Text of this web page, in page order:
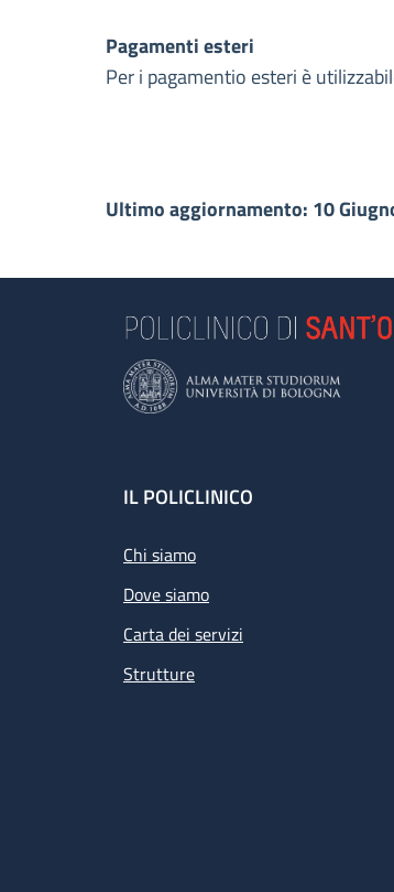
Pagamenti esteri
Per i pagamentio esteri è
Ultimo aggiornamento: 10
Footer
IL POLICLINICO
Chi siamo
Dove siamo
Carta dei servizi
Strutture